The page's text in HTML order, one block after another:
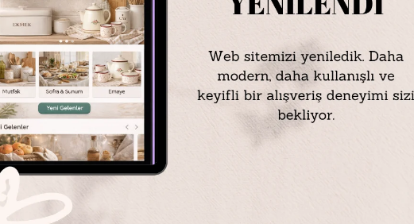
Elpida 3 Katlı Döner Raf Şeffaf
Elpida 3 Katlı Döner Raf